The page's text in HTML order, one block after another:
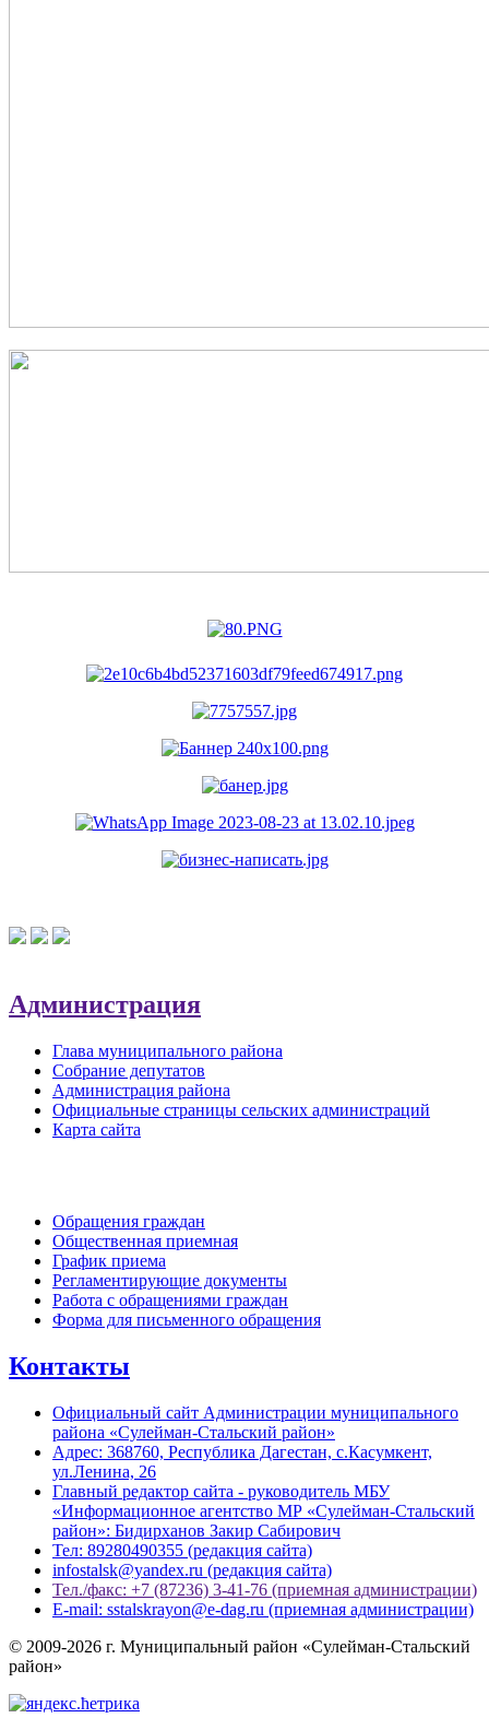
Администрация
Глава муниципального района
Собрание депутатов
Администрация района
Официальные страницы сельских администраций
Карта сайта
Обращения граждан
Общественная приемная
График приема
Регламентирующие документы
Работа с обращениями граждан
Форма для письменного обращения
Контакты
Официальный сайт Администрации муниципального
района «Сулейман-Стальский район»
Адрес: 368760, Республика Дагестан, с.Касумкент,
ул.Ленина, 26
Главный редактор сайта - руководитель МБУ
«Информационное агентство МР «Сулейман-Стальский
район»: Бидирханов Закир Сабирович
Тел: 89280490355 (редакция сайта)
infostalsk@yandex.ru (редакция сайта)
Тел./факс: +7 (87236) 3-41-76 (приемная администрации)
E-mail: sstalskrayon@e-dag.ru (приемная администрации)
© 2009-2026 г. Муниципальный район «Сулейман-Стальский
район»